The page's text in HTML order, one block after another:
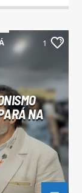
1
NA